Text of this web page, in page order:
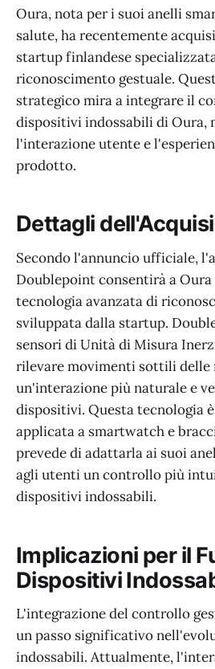
Oura, nota per i suoi anelli
salute, ha recentemente
startup finlandese
riconoscimento gestuale.
strategico mira a integrare il
dispositivi indossabili di Oura,
l'interazione utente e
prodotto.
Dettagli
Secondo l'annuncio ufficiale,
Doublepoint consentirà a
tecnologia avanzata di
sviluppata dalla startup.
sensori di Unità di Misura
rilevare movimenti sottili delle
un'interazione più naturale e
dispositivi. Questa tecnologia
applicata a smartwatch e
prevede di adattarla ai suoi
agli utenti un controllo più
dispositivi indossabili.
Implicazioni per il
Dispositivi
L'integrazione del controllo
un passo significativo
indossabili. Attualmente,